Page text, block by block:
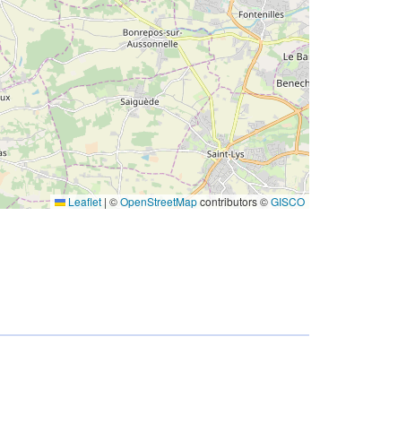
Leaflet | ©OpenStreetMapcontributors ©GISCO
Ressurss:
http://inspire.ec.europa.eu/metadata-
codelist/SpatialDataServiceType/vie
w